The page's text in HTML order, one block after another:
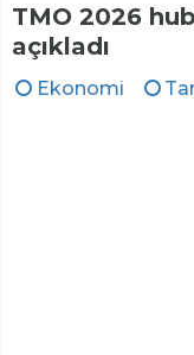
TMO 2026
açıkladı
Ekonomi